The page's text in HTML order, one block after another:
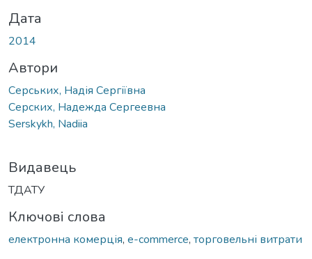
Дата
2014
Автори
Серських, Надія Сергіївна
Серских, Надежда Сергеевна
Serskykh, Nadiia
Видавець
ТДАТУ
Ключові слова
електронна комерція, e-commerce, торговельні витрати